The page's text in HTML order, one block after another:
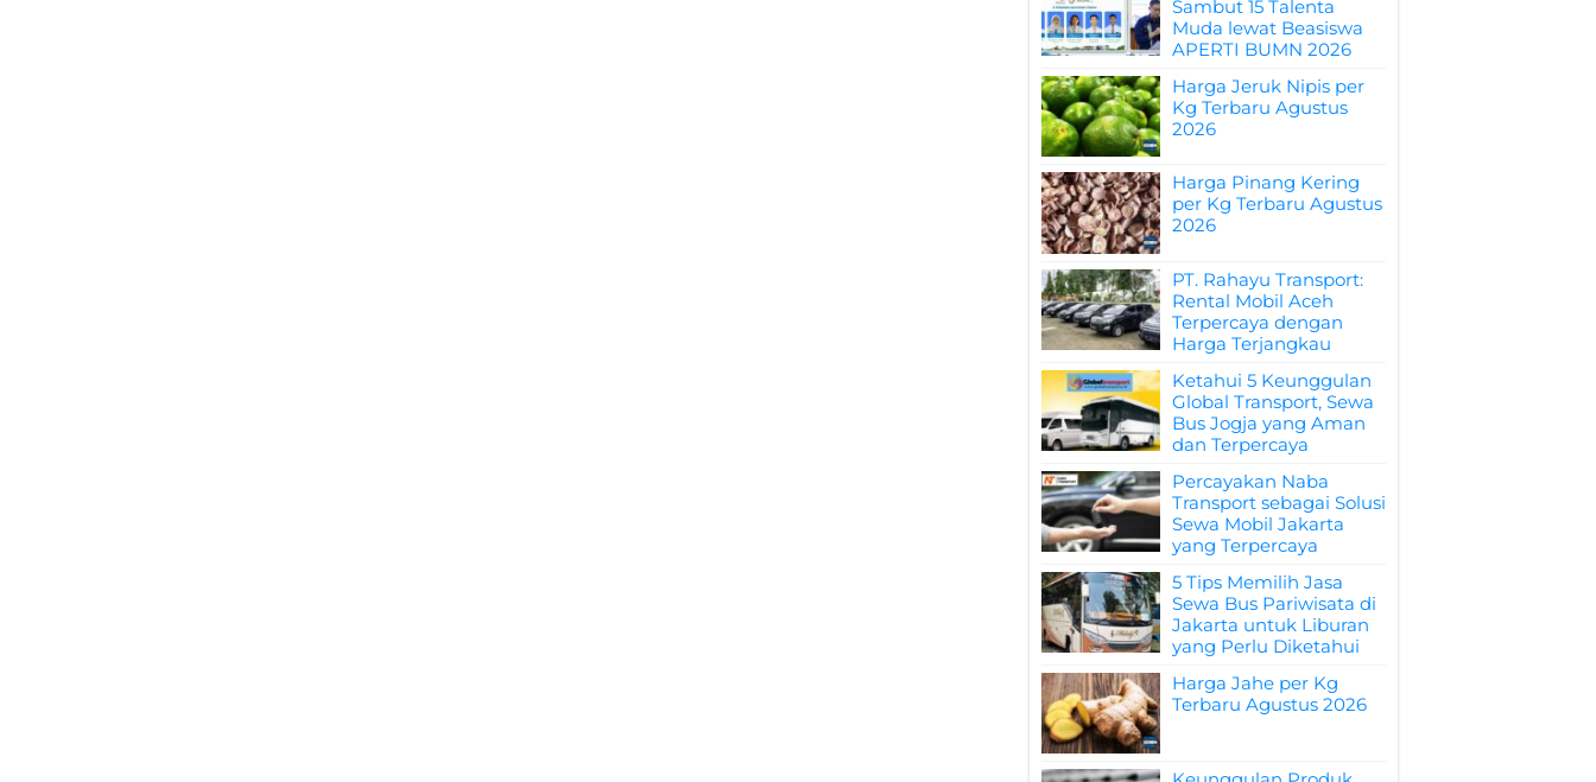
Sambut 15 Talenta
Muda lewat Beasiswa
APERTI BUMN 2026
Harga Jeruk Nipis per
Kg Terbaru Agustus
2026
Harga Pinang Kering
per Kg Terbaru Agustus
2026
PT. Rahayu Transport:
Rental Mobil Aceh
Terpercaya dengan
Harga Terjangkau
Ketahui 5 Keunggulan
Global Transport, Sewa
Bus Jogja yang Aman
dan Terpercaya
Percayakan Naba
Transport sebagai Solusi
Sewa Mobil Jakarta
yang Terpercaya
5 Tips Memilih Jasa
Sewa Bus Pariwisata di
Jakarta untuk Liburan
yang Perlu Diketahui
Harga Jahe per Kg
Terbaru Agustus 2026